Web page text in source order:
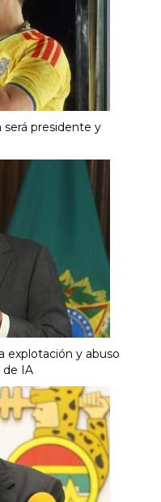
será presidente y
explotación y abuso
de IA